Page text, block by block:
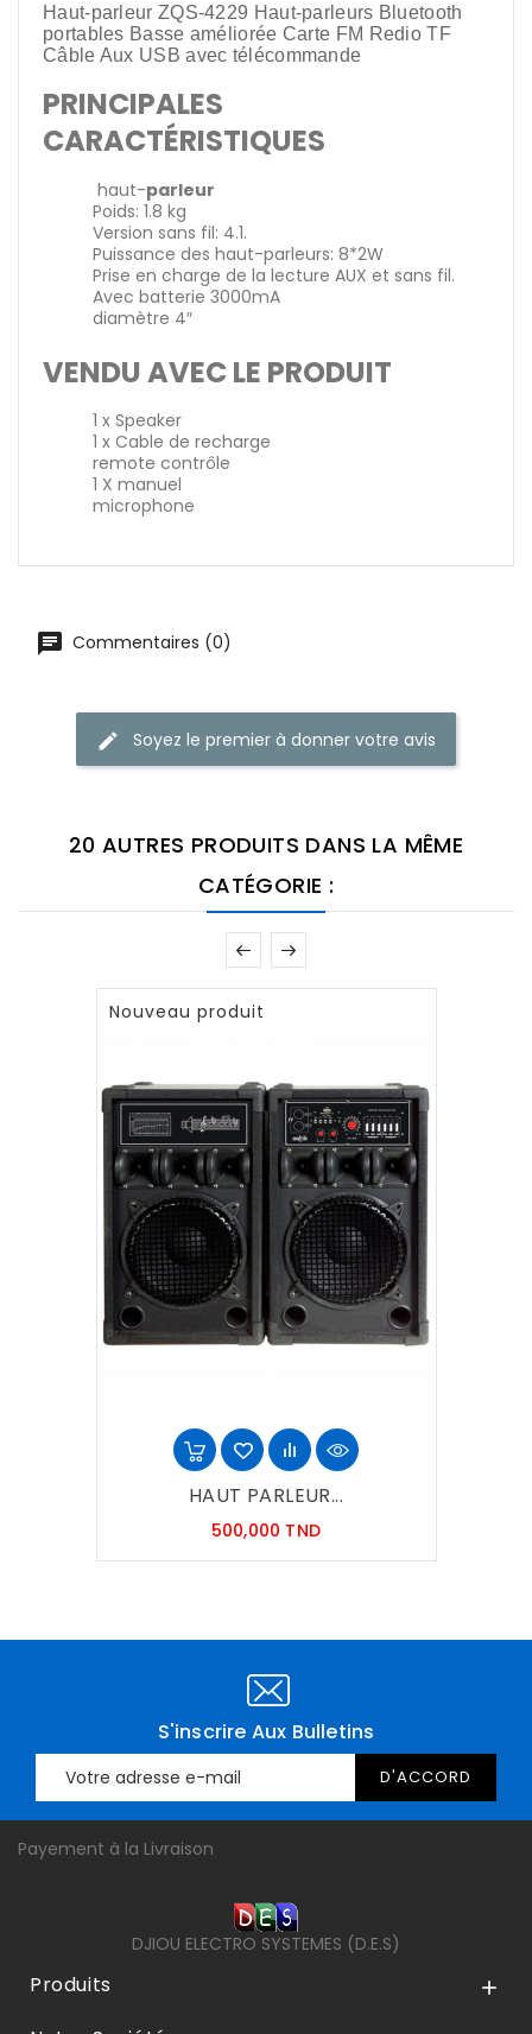
Haut-parleur ZQS-4229 Haut-parleurs Bluetooth
portables Basse améliorée Carte FM Redio TF
Câble Aux USB avec télécommande
PRINCIPALES
CARACTÉRISTIQUES
haut-parleur
Poids: 1.8 kg
Version sans fil: 4.1.
Puissance des haut-parleurs: 8*2W
Prise en charge de la lecture AUX et sans fil.
Avec batterie 3000mA
diamètre 4″
VENDU AVEC LE PRODUIT
1 x Speaker
1 x Cable de recharge
remote contrôle
1 X manuel
microphone
Commentaires (0)
Soyez le premier à donner votre avis
20 AUTRES PRODUITS DANS LA MÊME
CATÉGORIE :
Nouveau produit
HAUT PARLEUR...
500,000 TNDPrix
S'inscrire Aux Bulletins
Payement à la Livraison
DJIOU ELECTRO SYSTEMES (D.E.S)
Produits 